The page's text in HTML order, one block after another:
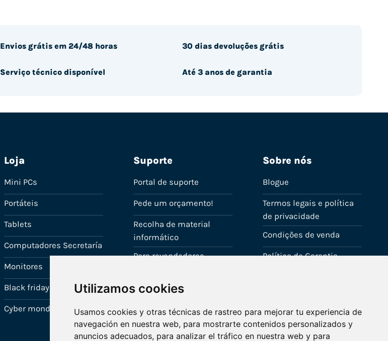
Utilizamos cookies
Usamos cookies y otras técnicas de rastreo para mejorar tu experiencia de
navegación en nuestra web, para mostrarte contenidos personalizados y
anuncios adecuados, para analizar el tráfico en nuestra web y para
Envios grátis em 24/48 horas
Serviço técnico disponível
30 dias devoluções grátis
Até 3 anos de garantia
Loja
Mini PCs
Portáteis
Tablets
Computadores Secretaría
Monitores
Black friday
Cyber monday
Suporte
Portal de suporte
Pede um orçamento!
Recolha de material
informático
Para revendedores
Sobre nós
Blogue
Termos legais e política
de privacidade
Condições de venda
Política de Garantia
Fale connosco